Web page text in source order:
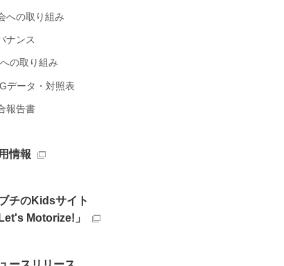
への取り組み
ナンス
の取り組み
データ・対照表
報告書
情報
チのKidsサイト
Let's Motorize!」